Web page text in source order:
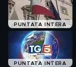
PUNTATA INTERA
PUNTATA INTERA